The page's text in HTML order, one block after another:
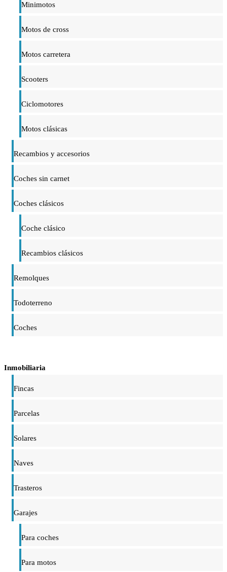
Minimotos
Motos de cross
Motos carretera
Scooters
Ciclomotores
Motos clásicas
Recambios y accesorios
Coches sin carnet
Coches clásicos
Coche clásico
Recambios clásicos
Remolques
Todoterreno
Coches
Inmobiliaria
Fincas
Parcelas
Solares
Naves
Trasteros
Garajes
Para coches
Para motos